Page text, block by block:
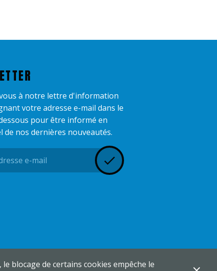
blocage de certains cookies empêche le
à notre lettre d'information
votre adresse e-mail dans le
pour être informé en
de nos dernières nouveautés.